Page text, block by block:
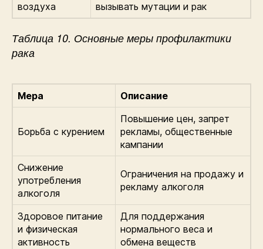
воздуха
вызывать мутации и рак
Таблица 10. Основные меры профилактики
рака
Мера Описание
Борьба с курением
Повышение цен, запрет
рекламы, общественные
кампании
Снижение
употребления
алкоголя
Ограничения на продажу и
рекламу алкоголя
Здоровое питание
и физическая
активность
Для поддержания
нормального веса и
обмена веществ